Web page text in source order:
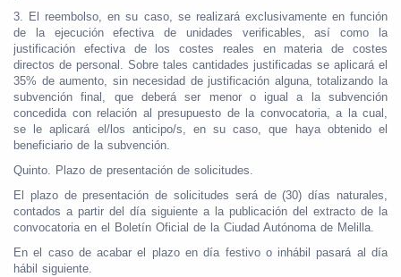
3. El reembolso, en su caso, se realizará exclusivamente en función
de la ejecución efectiva de unidades verificables, así como la
justificación efectiva de los costes reales en materia de costes
directos de personal. Sobre tales cantidades justificadas se aplicará el
35% de aumento, sin necesidad de justificación alguna, totalizando la
subvención final, que deberá ser menor o igual a la subvención
concedida con relación al presupuesto de la convocatoria, a la cual,
se le aplicará el/los anticipo/s, en su caso, que haya obtenido el
beneficiario de la subvención.
Quinto. Plazo de presentación de solicitudes.
El plazo de presentación de solicitudes será de (30) días naturales,
contados a partir del día siguiente a la publicación del extracto de la
convocatoria en el Boletín Oficial de la Ciudad Autónoma de Melilla.
En el caso de acabar el plazo en día festivo o inhábil pasará al día
hábil siguiente.